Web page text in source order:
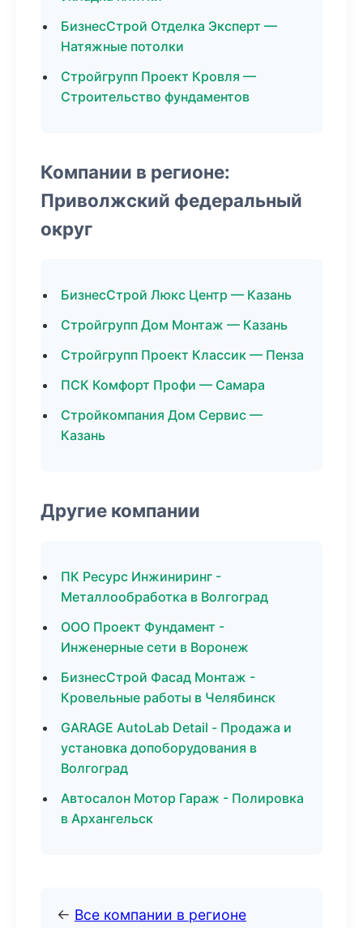
БизнесСтрой Отделка Эксперт —
Натяжные потолки
Стройгрупп Проект Кровля —
Строительство фундаментов
Компании в регионе:
Приволжский федеральный
округ
БизнесСтрой Люкс Центр — Казань
Стройгрупп Дом Монтаж — Казань
Стройгрупп Проект Классик — Пенза
ПСК Комфорт Профи — Самара
Стройкомпания Дом Сервис —
Казань
Другие компании
ПК Ресурс Инжиниринг -
Металлообработка в Волгоград
ООО Проект Фундамент -
Инженерные сети в Воронеж
БизнесСтрой Фасад Монтаж -
Кровельные работы в Челябинск
GARAGE AutoLab Detail - Продажа и
установка допоборудования в
Волгоград
Автосалон Мотор Гараж - Полировка
в Архангельск
← Все компании в регионе